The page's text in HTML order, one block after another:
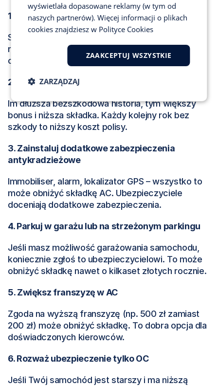
1. Porównaj oferty różnych ubezpieczycieli
Stawki mogą różnić się nawet o kilkaset złotych
rocznie. Poświęć chwilę na porównanie ofert
online i wybór najkorzystniejszej.
2. Jedź ostrożnie i unikaj szkód
Im dłuższa bezszkodowa historia, tym większy
bonus i niższa składka. Każdy kolejny rok bez
szkody to niższy koszt polisy.
3. Zainstaluj dodatkowe zabezpieczenia
antykradzieżowe
Immobiliser, alarm, lokalizator GPS – wszystko to
może obniżyć składkę AC. Ubezpieczyciele
doceniają dodatkowe zabezpieczenia.
4. Parkuj w garażu lub na strzeżonym parkingu
Jeśli masz możliwość garażowania samochodu,
koniecznie zgłoś to ubezpieczycielowi. To może
obniżyć składkę nawet o kilkaset złotych rocznie.
5. Zwiększ franszyzę w AC
Zgoda na wyższą franszyzę (np. 500 zł zamiast
200 zł) może obniżyć składkę. To dobra opcja dla
doświadczonych kierowców.
6. Rozważ ubezpieczenie tylko OC
Jeśli Twój samochód jest starszy i ma niższą
wyświetlała dopasowane reklamy (w tym od
naszych partnerów). Więcej informacji o plikach
cookies znajdziesz w Polityce Cookies
ZAAKCEPTUJ WSZYSTKIE
ZARZĄDZAJ